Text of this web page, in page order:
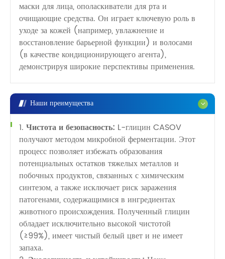
маски для лица, ополаскиватели для рта и
очищающие средства. Он играет ключевую роль в
уходе за кожей (например, увлажнение и
восстановление барьерной функции) и волосами
(в качестве кондиционирующего агента),
демонстрируя широкие перспективы применения.
Наши преимущества
1. Чистота и безопасность: L-глицин CASOV
получают методом микробной ферментации. Этот
процесс позволяет избежать образования
потенциальных остатков тяжелых металлов и
побочных продуктов, связанных с химическим
синтезом, а также исключает риск заражения
патогенами, содержащимися в ингредиентах
животного происхождения. Полученный глицин
обладает исключительно высокой чистотой
(≥99%), имеет чистый белый цвет и не имеет
запаха.